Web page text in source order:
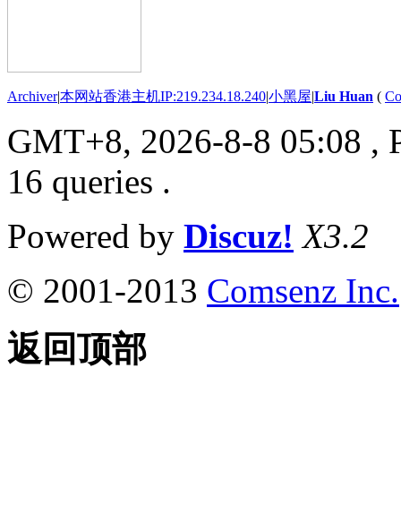
Archiver|本网站香港主机IP:219.234.18.240|小黑屋|Liu Huan (
GMT+8, 2026-8-8 05:08 ,
16 queries .
Powered by Discuz! X3.2
© 2001-2013 Comsenz Inc.
返回顶部